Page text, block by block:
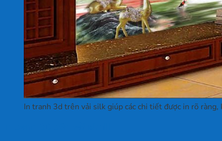
In tranh 3d trên vải silk giúp các chi tiết được in rõ ràng,